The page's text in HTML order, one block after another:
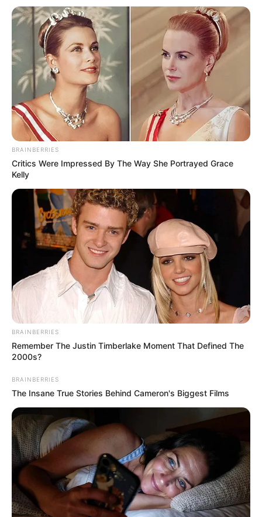
BRAINBERRIES
Critics Were Impressed By The Way She Portrayed Grace
Kelly
BRAINBERRIES
Remember The Justin Timberlake Moment That Defined The
2000s?
BRAINBERRIES
The Insane True Stories Behind Cameron's Biggest Films